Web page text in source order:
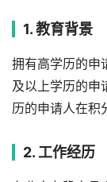
1. 教育背景
拥有高学历的申
及以上学历的申
历的申请人在积
2. 工作经历